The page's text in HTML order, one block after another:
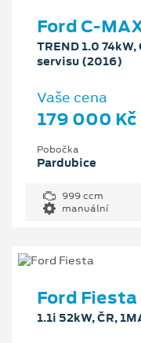
Ford C-
TREND 1.0 74kW,
servisu (2016)
Vaše cena
179 000 Kč
Pobočka
Pardubice
999 ccm
manuální
Ford Fiesta
1.1i 52kW, ČR,